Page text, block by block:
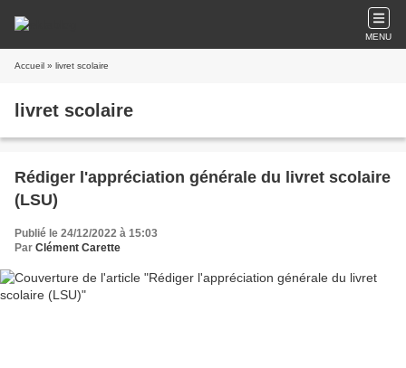
MENU
Accueil » livret scolaire
livret scolaire
Rédiger l'appréciation générale du livret scolaire
(LSU)
Publié le 24/12/2022 à 15:03
Par Clément Carette